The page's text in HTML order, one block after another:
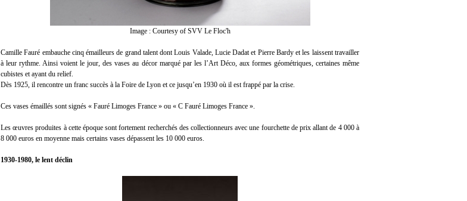
Image : Courtesy of SVV Le Floc'h
Camille Fauré embauche cinq émailleurs de grand talent dont Louis Valade, Lucie Dadat et Pierre Bardy et les laissent travailler
à leur rythme. Ainsi voient le jour, des vases au décor marqué par les l’Art Déco, aux formes géométriques, certaines même
cubistes et ayant du relief.
Dès 1925, il rencontre un franc succès à la Foire de Lyon et ce jusqu’en 1930 où il est frappé par la crise.
Ces vases émaillés sont signés « Fauré Limoges France » ou « C Fauré Limoges France ».
Les œuvres produites à cette époque sont fortement recherchés des collectionneurs avec une fourchette de prix allant de 4 000 à
8 000 euros en moyenne mais certains vases dépassent les 10 000 euros.
1930-1980, le lent déclin